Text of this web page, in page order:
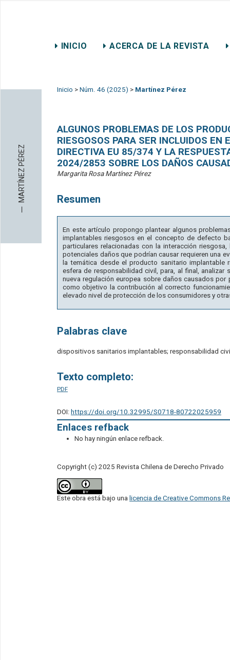
INICIO ACERCA DE LA REVISTA
─
MARTÍNEZ PÉREZ
Inicio > Núm. 46 (2025) > Martínez Pérez
ALGUNOS PROBLEMAS DE LOS
RIESGOSOS PARA SER INCLUIDOS EN
DIRECTIVA EU 85/374 Y LA
2024/2853 SOBRE LOS DAÑOS
Margarita Rosa Martínez Pérez
Resumen
En este artículo propongo plantear algunos
implantables riesgosos en el concepto de defecto
particulares relacionadas con la interacción
potenciales daños que podrían causar requieren una
la temática desde el producto sanitario
esfera de responsabilidad civil, para, al final,
nueva regulación europea sobre daños causados
como objetivo la contribución al correcto
elevado nivel de protección de los consumidores y
Palabras clave
dispositivos sanitarios implantables; responsabilidad
Texto completo:
PDF
DOI: https://doi.org/10.32995/S0718-80722025959
Enlaces refback
No hay ningún enlace refback.
Copyright (c) 2025 Revista Chilena de Derecho Privado
Este obra está bajo una licencia de Creative Commons